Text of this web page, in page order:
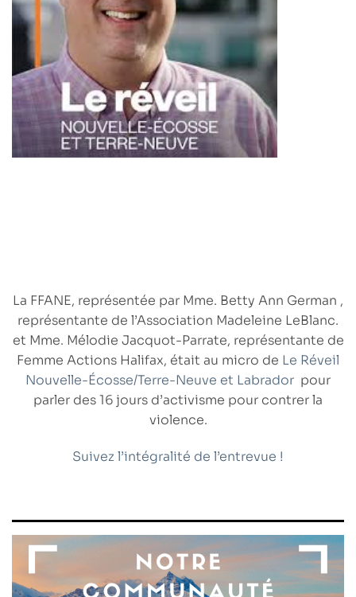
La FFANE, représentée par Mme. Betty Ann German ,
représentante de l’Association Madeleine LeBlanc.
et Mme. Mélodie Jacquot-Parrate, représentante de
Femme Actions Halifax, était au micro de Le Réveil
Nouvelle-Écosse/Terre-Neuve et Labrador pour
parler des 16 jours d’activisme pour contrer la
violence.
Suivez l’intégralité de l’entrevue !